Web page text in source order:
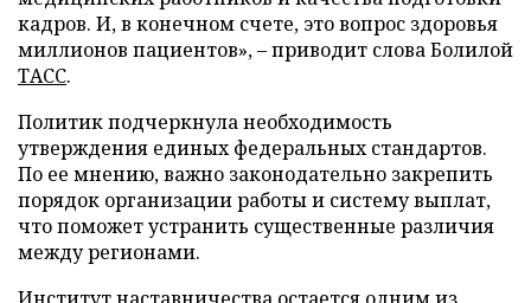
кадров. И, в конечном счете, это вопрос здоровья
миллионов пациентов», – приводит слова Болилой
ТАСС.
Политик подчеркнула необходимость
утверждения единых федеральных стандартов.
По ее мнению, важно законодательно закрепить
порядок организации работы и систему выплат,
что поможет устранить существенные различия
между регионами.